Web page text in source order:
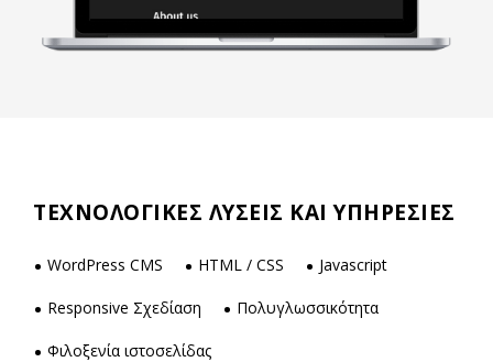
ΤΕΧΝΟΛΟΓΙΚΕΣ ΛΥΣΕΙΣ ΚΑΙ ΥΠΗΡΕΣΙΕΣ
WordPress CMS HTML / CSS Javascript
Responsive Σχεδίαση Πολυγλωσσικότητα
Φιλοξενία ιστοσελίδας